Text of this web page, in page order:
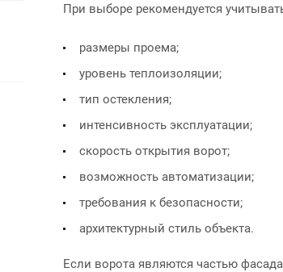
При выборе рекомендуется
размеры проема;
уровень теплоизоляции;
тип остекления;
интенсивность эксплуатации;
скорость открытия ворот;
возможность автоматизации;
требования к безопасности;
архитектурный стиль объекта.
Если ворота являются частью